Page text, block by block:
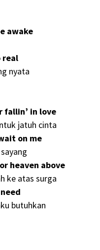
awake
real
nyata
fallin’ in love
jatuh cinta
on me
heaven above
ke atas surga
butuhkan